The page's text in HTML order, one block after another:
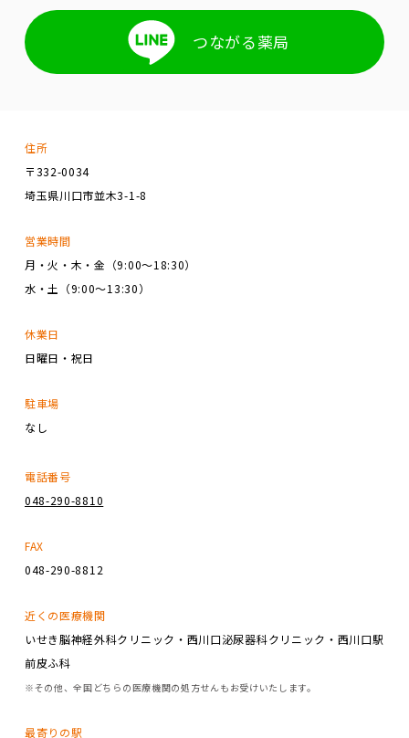
つながる薬局
住所
〒332-0034
埼玉県川口市並木3-1-8
営業時間
月・火・木・金（9:00～18:30）
水・土（9:00～13:30）
休業日
日曜日・祝日
駐車場
なし
電話番号
048-290-8810
FAX
048-290-8812
近くの医療機関
いせき脳神経外科クリニック・西川口泌尿器科クリニック・西川口駅
前皮ふ科
※その他、全国どちらの医療機関の処方せんもお受けいたします。
最寄りの駅